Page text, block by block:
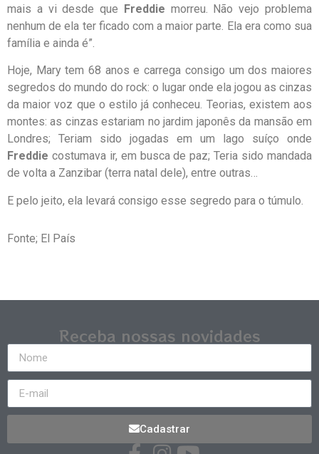
mais a vi desde que Freddie morreu. Não vejo problema
nenhum de ela ter ficado com a maior parte. Ela era como sua
família e ainda é”.
Hoje, Mary tem 68 anos e carrega consigo um dos maiores
segredos do mundo do rock: o lugar onde ela jogou as cinzas
da maior voz que o estilo já conheceu. Teorias, existem aos
montes: as cinzas estariam no jardim japonês da mansão em
Londres; Teriam sido jogadas em um lago suíço onde
Freddie costumava ir, em busca de paz; Teria sido mandada
de volta a Zanzibar (terra natal dele), entre outras…
E pelo jeito, ela levará consigo esse segredo para o túmulo.
Fonte; El País
Receba nossas novidades
Cadastrar